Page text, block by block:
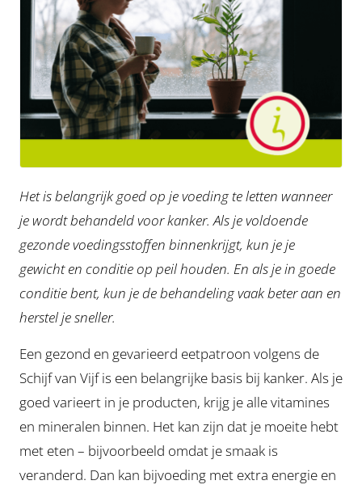
Het is belangrijk goed op je voeding te letten wanneer
je wordt behandeld voor kanker. Als je voldoende
gezonde voedingsstoffen binnenkrijgt, kun je je
gewicht en conditie op peil houden. En als je in goede
conditie bent, kun je de behandeling vaak beter aan en
herstel je sneller.
Een gezond en gevarieerd eetpatroon volgens de
Schijf van Vijf is een belangrijke basis bij kanker. Als je
goed varieert in je producten, krijg je alle vitamines
en mineralen binnen. Het kan zijn dat je moeite hebt
met eten – bijvoorbeeld omdat je smaak is
veranderd. Dan kan bijvoeding met extra energie en